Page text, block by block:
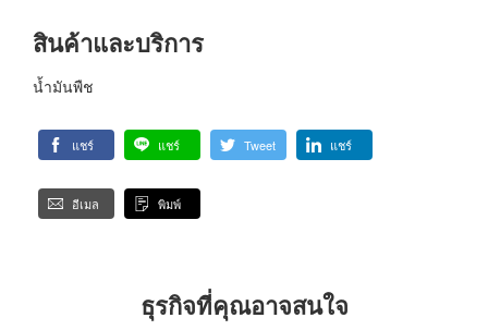
สินค้าและบริการ
น้ำมันพืช
แชร์ แชร์ Tweet แชร์
อีเมล พิมพ์
ธุรกิจที่คุณอาจสนใจ